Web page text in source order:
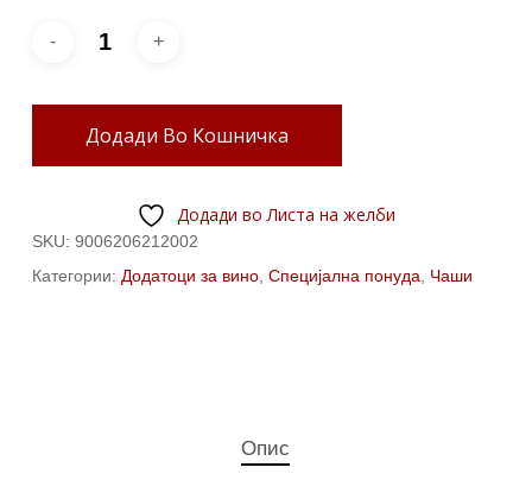
Додади Во Кошничка
Додади во Листа на желби
SKU: 9006206212002
Категории: Додатоци за вино, Специјална понуда, Чаши
Опис